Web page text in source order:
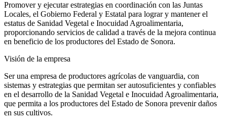
Promover y ejecutar estrategias en coordinación con las Juntas
Locales, el Gobierno Federal y Estatal para lograr y mantener el
estatus de Sanidad Vegetal e Inocuidad Agroalimentaria,
proporcionando servicios de calidad a través de la mejora continua
en beneficio de los productores del Estado de Sonora.
Visión de la empresa
Ser una empresa de productores agrícolas de vanguardia, con
sistemas y estrategias que permitan ser autosuficientes y confiables
en el desarrollo de la Sanidad Vegetal e Inocuidad Agroalimentaria,
que permita a los productores del Estado de Sonora prevenir daños
en sus cultivos.